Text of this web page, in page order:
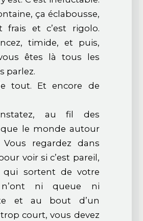
ça éclabousse,
frais et c’est rigolo.
timide, et puis,
êtes là tous les
parlez.
tout. Et encore de
au fil des
le monde autour
regardez dans
voir si c’est pareil,
qui sortent de votre
n’ont ni queue ni
et au bout d’un
court, vous devez